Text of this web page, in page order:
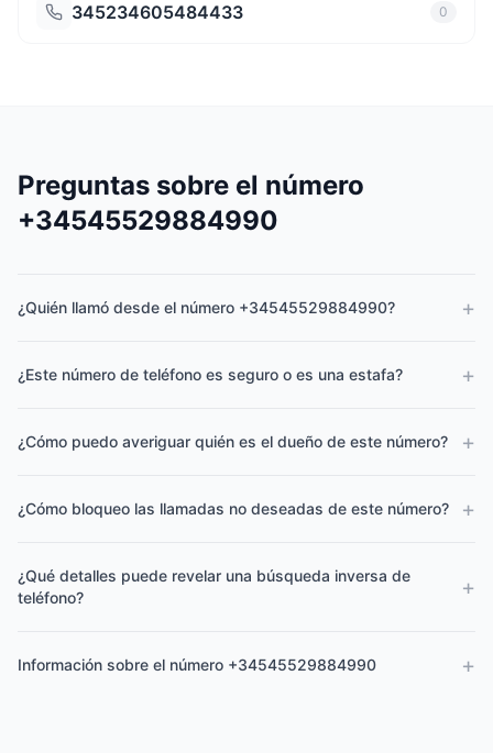
345234605484433 0
Preguntas sobre el número
+34545529884990
¿Quién llamó desde el número +34545529884990? +
¿Este número de teléfono es seguro o es una estafa? +
¿Cómo puedo averiguar quién es el dueño de este número? +
¿Cómo bloqueo las llamadas no deseadas de este número? +
¿Qué detalles puede revelar una búsqueda inversa de
teléfono?
+
Información sobre el número +34545529884990 +